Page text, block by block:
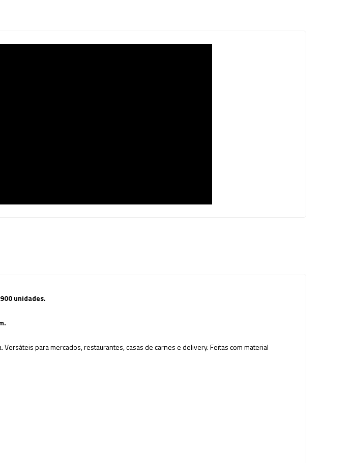
unidades.
para mercados, restaurantes, casas de carnes e delivery. Feitas com material